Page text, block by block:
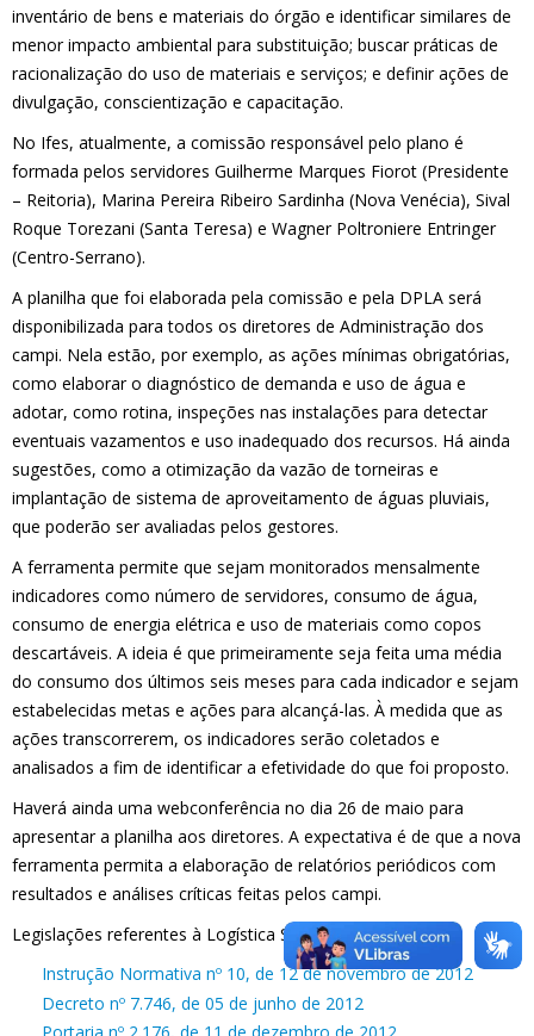
inventário de bens e materiais do órgão e identificar similares de
menor impacto ambiental para substituição; buscar práticas de
racionalização do uso de materiais e serviços; e definir ações de
divulgação, conscientização e capacitação.
No Ifes, atualmente, a comissão responsável pelo plano é
formada pelos servidores Guilherme Marques Fiorot (Presidente
– Reitoria), Marina Pereira Ribeiro Sardinha (Nova Venécia), Sival
Roque Torezani (Santa Teresa) e Wagner Poltroniere Entringer
(Centro-Serrano).
A planilha que foi elaborada pela comissão e pela DPLA será
disponibilizada para todos os diretores de Administração dos
campi. Nela estão, por exemplo, as ações mínimas obrigatórias,
como elaborar o diagnóstico de demanda e uso de água e
adotar, como rotina, inspeções nas instalações para detectar
eventuais vazamentos e uso inadequado dos recursos. Há ainda
sugestões, como a otimização da vazão de torneiras e
implantação de sistema de aproveitamento de águas pluviais,
que poderão ser avaliadas pelos gestores.
A ferramenta permite que sejam monitorados mensalmente
indicadores como número de servidores, consumo de água,
consumo de energia elétrica e uso de materiais como copos
descartáveis. A ideia é que primeiramente seja feita uma média
do consumo dos últimos seis meses para cada indicador e sejam
estabelecidas metas e ações para alcançá-las. À medida que as
ações transcorrerem, os indicadores serão coletados e
analisados a fim de identificar a efetividade do que foi proposto.
Haverá ainda uma webconferência no dia 26 de maio para
apresentar a planilha aos diretores. A expectativa é de que a nova
ferramenta permita a elaboração de relatórios periódicos com
resultados e análises críticas feitas pelos campi.
Legislações referentes à Logística Sustentável:
Instrução Normativa nº 10, de 12 de novembro de 2012
Decreto nº 7.746, de 05 de junho de 2012